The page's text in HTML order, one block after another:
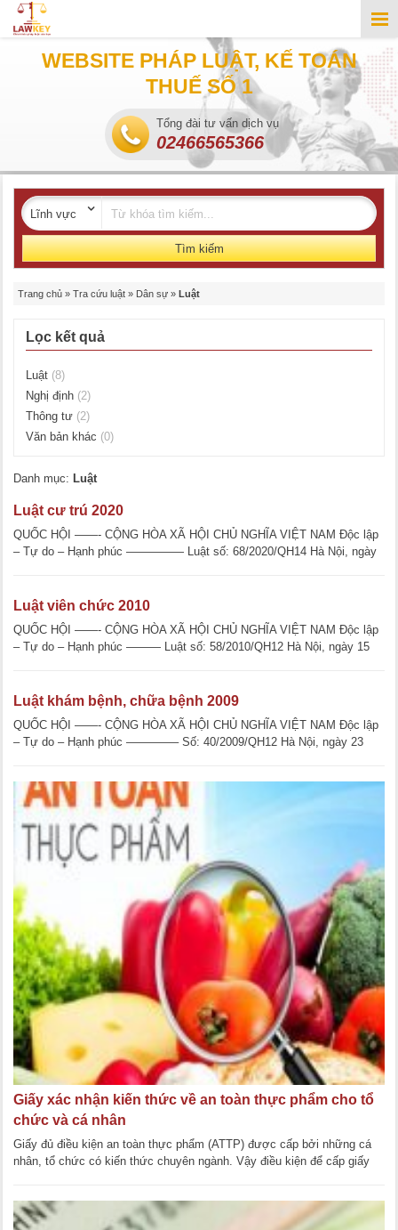
WEBSITE PHÁP LUẬT, KẾ TOÁN
THUẾ SỐ 1
Tổng đài tư vấn dịch vụ
02466565366
Tìm kiếm
Trang chủ » Tra cứu luật » Dân sự » Luật
Lọc kết quả
Luật (8)
Nghị định (2)
Thông tư (2)
Văn bản khác (0)
Danh mục: Luật
Luật cư trú 2020
QUỐC HỘI ——- CỘNG HÒA XÃ HỘI CHỦ NGHĨA VIỆT NAM Độc lập
– Tự do – Hạnh phúc ————— Luật số: 68/2020/QH14 Hà Nội, ngày
Luật viên chức 2010
QUỐC HỘI ——- CỘNG HÒA XÃ HỘI CHỦ NGHĨA VIỆT NAM Độc lập
– Tự do – Hạnh phúc ——— Luật số: 58/2010/QH12 Hà Nội, ngày 15
Luật khám bệnh, chữa bệnh 2009
QUỐC HỘI ——- CỘNG HÒA XÃ HỘI CHỦ NGHĨA VIỆT NAM Độc lập
– Tự do – Hạnh phúc ————– Số: 40/2009/QH12 Hà Nội, ngày 23
Giấy xác nhận kiến thức về an toàn thực phẩm cho tổ
chức và cá nhân
Giấy đủ điều kiện an toàn thực phẩm (ATTP) được cấp bởi những cá
nhân, tổ chức có kiến thức chuyên ngành. Vậy điều kiện để cấp giấy